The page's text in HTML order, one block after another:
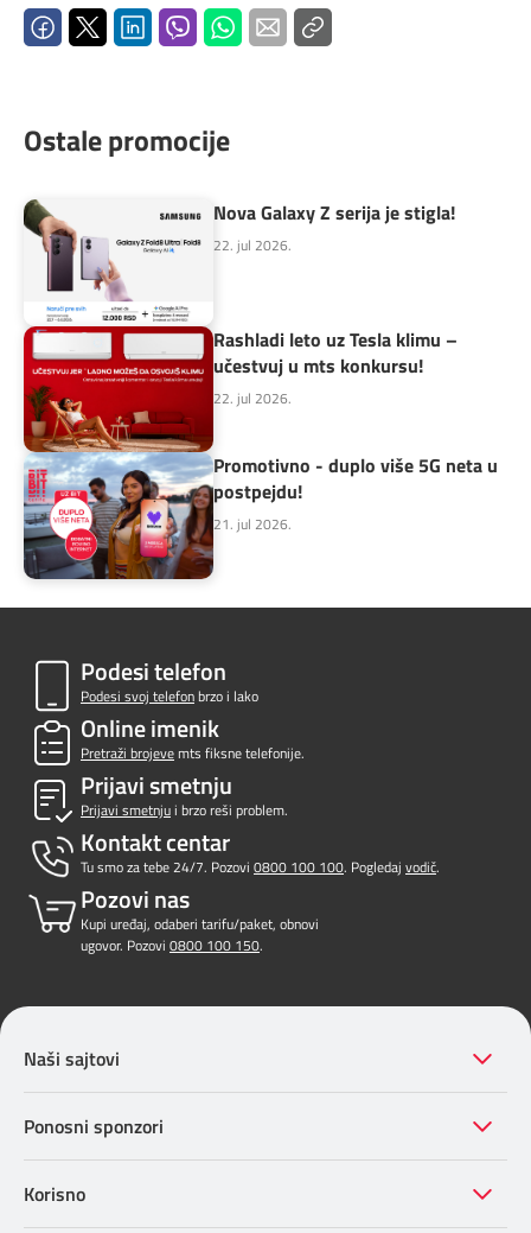
Ostale promocije
Nova Galaxy Z serija je stigla!
22. jul 2026.
Rashladi leto uz Tesla klimu –
učestvuj u mts konkursu!
22. jul 2026.
Promotivno - duplo više 5G neta u
postpejdu!
21. jul 2026.
Podesi telefon
Podesi svoj telefonbrzo i lako
Online imenik
Pretraži brojevemts fiksne telefonije.
Prijavi smetnju
Prijavi smetnjui brzo reši problem.
Kontakt centar
Tu smo za tebe 24/7. Pozovi 0800 100 100. Pogledaj vodič.
Pozovi nas
Kupi uređaj, odaberi tarifu/paket, obnovi
ugovor. Pozovi 0800 100 150.
Naši sajtovi
Ponosni sponzori
Korisno